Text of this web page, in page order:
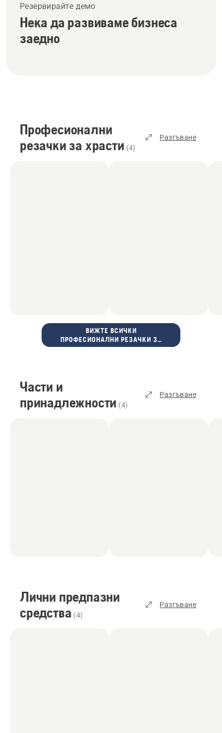
Резервирайте демо
Нека да развиваме бизнеса
заедно
Професионални
резачки за храсти (4)
Разгъване
ВИЖТЕ ВСИЧКИ
ПРОФЕСИОНАЛНИ РЕЗАЧКИ ЗА
ХРАСТИ
Части и
принадлежности (4)
Разгъване
Лични предпазни
средства (4)
Разгъване